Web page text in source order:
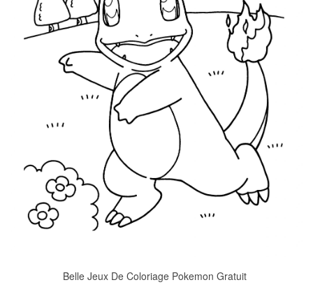
Belle Jeux De Coloriage Pokemon Gratuit